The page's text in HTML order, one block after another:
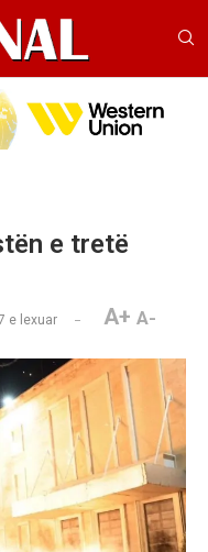
e tretë
e lexuar A+ A-